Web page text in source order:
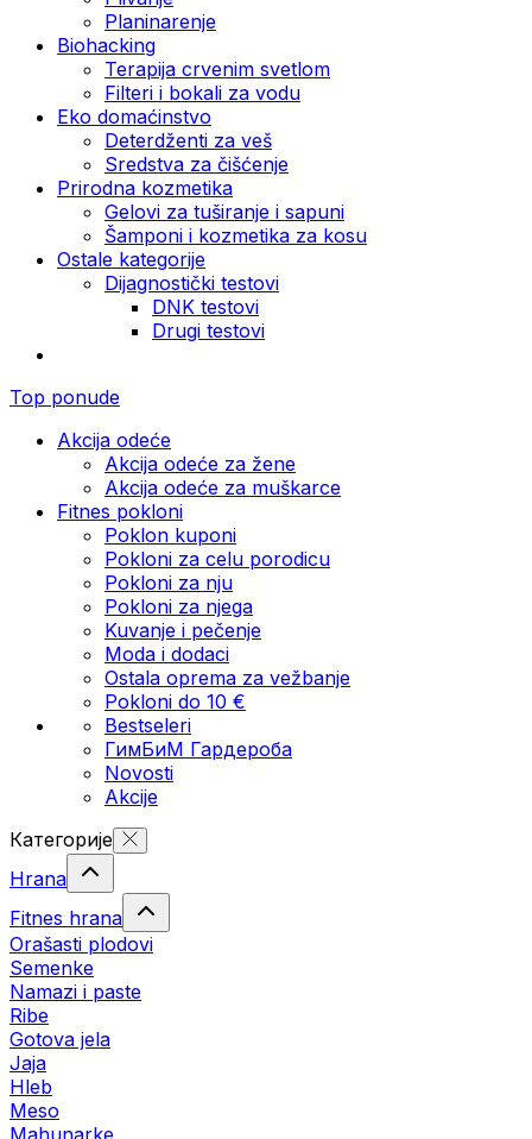
Planinarenje
Biohacking
Terapija crvenim svetlom
Filteri i bokali za vodu
Eko domaćinstvo
Deterdženti za veš
Sredstva za čišćenje
Prirodna kozmetika
Gelovi za tuširanje i sapuni
Šamponi i kozmetika za kosu
Ostale kategorije
Dijagnostički testovi
DNK testovi
Drugi testovi
Top ponude
Akcija odeće
Akcija odeće za žene
Akcija odeće za muškarce
Fitnes pokloni
Poklon kuponi
Pokloni za celu porodicu
Pokloni za nju
Pokloni za njega
Kuvanje i pečenje
Moda i dodaci
Ostala oprema za vežbanje
Pokloni do 10 €
Bestseleri
ГимБиМ Гардeробa
Novosti
Akcije
Категорије
Hrana
Fitnes hrana
Orašasti plodovi
Semenke
Namazi i paste
Ribe
Gotova jela
Јаја
Hleb
Meso